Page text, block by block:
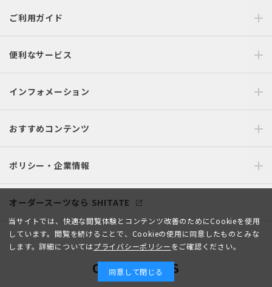
ご利用ガイド
便利なサービス
インフォメーション
おすすめコンテンツ
ポリシー・企業情報
オーダースーツなら SHITATE
OFFICIAL SNS
当サイトでは、快適な閲覧体験とコンテンツ改善のためにCookieを使用
しています。閲覧を続けることで、Cookieの使用に同意したものとみな
します。詳細についてはプライバシーポリシーをご確認ください。
同意して閉じる